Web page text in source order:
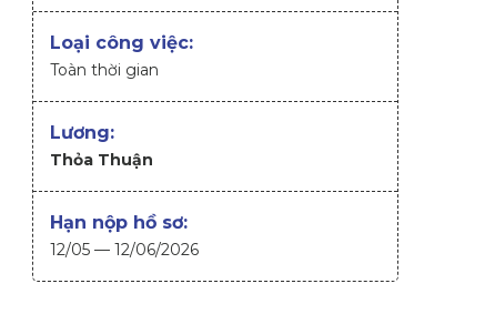
Loại công việc:
Toàn thời gian
Lương:
Thỏa Thuận
Hạn nộp hồ sơ:
12/05 — 12/06/2026